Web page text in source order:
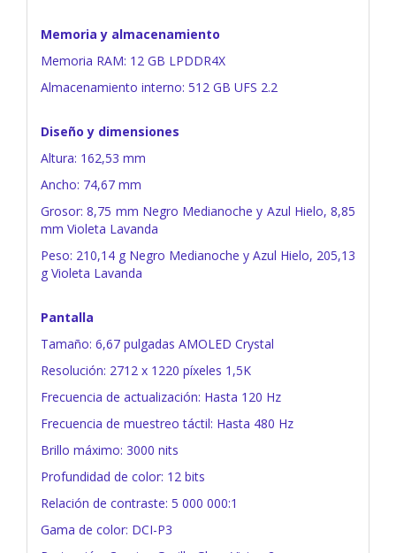
Memoria y almacenamiento
Memoria RAM: 12 GB LPDDR4X
Almacenamiento interno: 512 GB UFS 2.2
Diseño y dimensiones
Altura: 162,53 mm
Ancho: 74,67 mm
Grosor: 8,75 mm Negro Medianoche y Azul Hielo, 8,85
mm Violeta Lavanda
Peso: 210,14 g Negro Medianoche y Azul Hielo, 205,13
g Violeta Lavanda
Pantalla
Tamaño: 6,67 pulgadas AMOLED Crystal
Resolución: 2712 x 1220 píxeles 1,5K
Frecuencia de actualización: Hasta 120 Hz
Frecuencia de muestreo táctil: Hasta 480 Hz
Brillo máximo: 3000 nits
Profundidad de color: 12 bits
Relación de contraste: 5 000 000:1
Gama de color: DCI-P3